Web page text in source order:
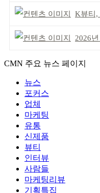
K뷰티, ‘
2026년
CMN 주요 뉴스 페이지
뉴스
포커스
업체
마케팅
유통
신제품
뷰티
인터뷰
사람들
마케팅리뷰
기획특집